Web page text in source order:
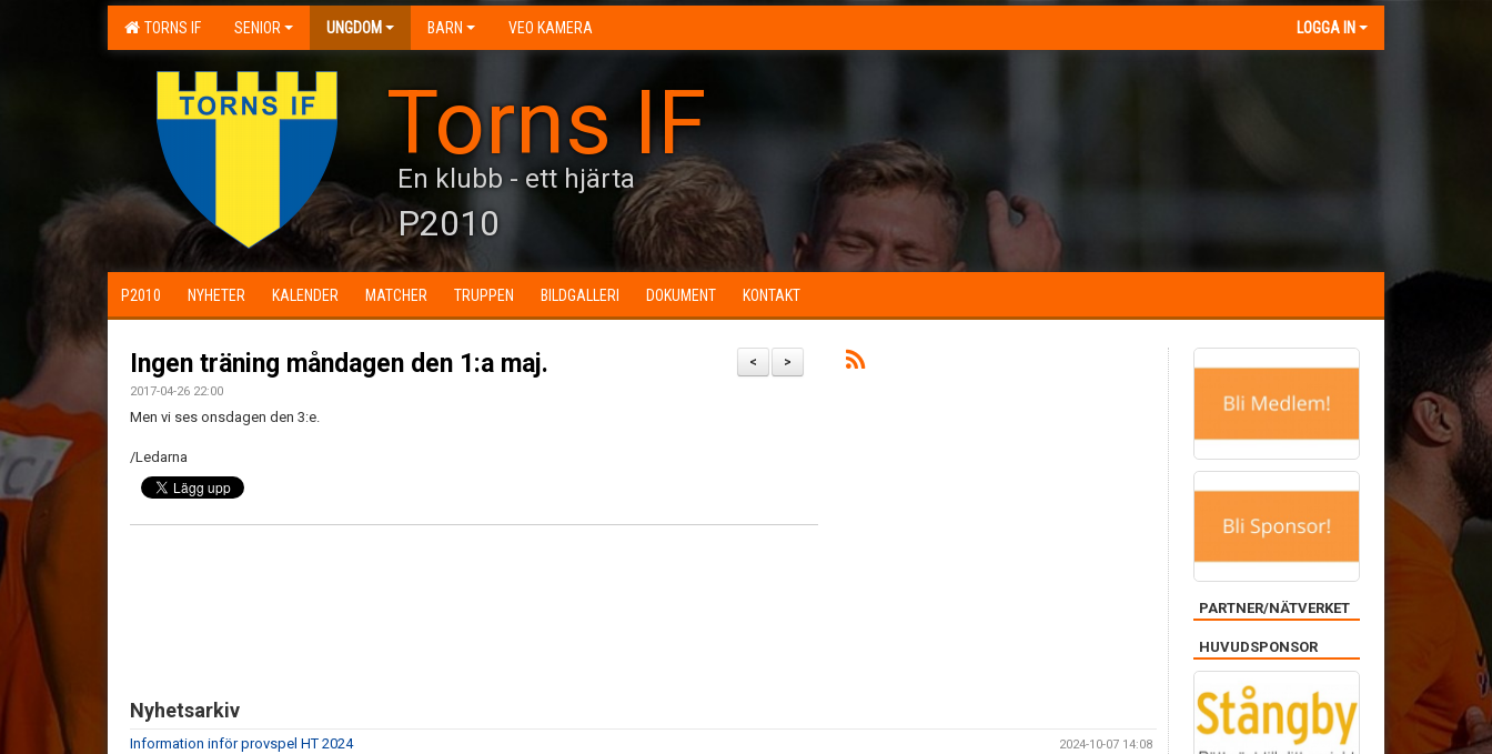
TORNS IF SENIOR UNGDOM BARN VEO KAMERA LOGGA IN
Torns IF
En klubb - ett hjärta
P2010
P2010 NYHETER KALENDER MATCHER TRUPPEN BILDGALLERI DOKUMENT KONTAKT
>
<
Ingen träning måndagen den 1:a maj.
2017-04-26 22:00
Men vi ses onsdagen den 3:e.
/Ledarna
Nyhetsarkiv
Information inför provspel HT 2024 2024-10-07 14:08
PARTNER/NÄTVERKET
HUVUDSPONSOR